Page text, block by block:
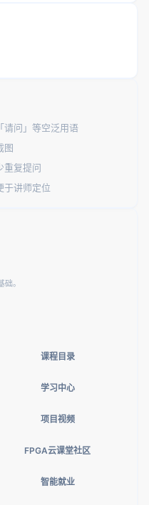
请问」等空泛用语
图
重复提问
于讲师定位
。
课程目录
学习中心
项目视频
FPGA云课堂社区
智能就业